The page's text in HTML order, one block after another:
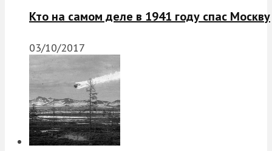
Кто на самом деле в 1941 году спас Москву
03/10/2017